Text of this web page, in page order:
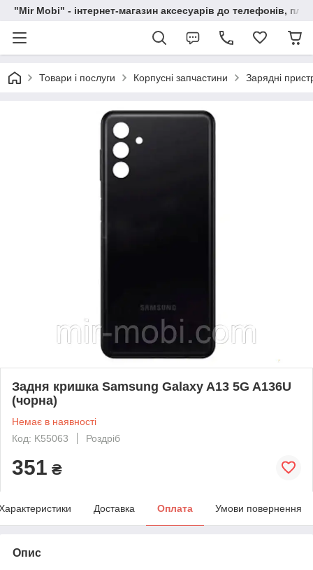
"Mir Mobi" - інтернет-магазин аксесуарів до телефонів,
Товари і послуги Корпусні запчастини Зарядні
Задня кришка Samsung Galaxy A13 5G A136U
(чорна)
Немає в наявності
Код: K55063
Роздріб
351 ₴
Доставка Оплата Умови повернення
Опис